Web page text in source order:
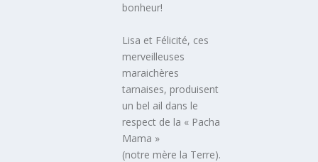
bonheur!
Lisa et Félicité, ces
merveilleuses
maraichères
tarnaises, produisent
un bel ail dans le
respect de la « Pacha
Mama »
(notre mère la Terre).